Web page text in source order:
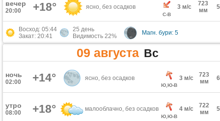
вечер
20:00 +18° ясно, без осадков
С-В
3 м/с
723
мм
Восход: 05:44
Закат: 20:41
25 день
Видимость 22%
Магн. бури: 5
09 августа Вс
ночь
02:00 +14° ясно, без осадков
Ю,Ю-В
3 м/с
723
мм
утро
08:00 +18° малооблачно, без осадков
Ю,Ю-В
4 м/с
722
мм